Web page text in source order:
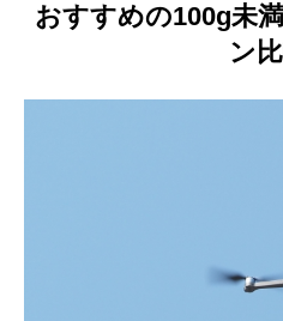
おすすめの100g未
ン